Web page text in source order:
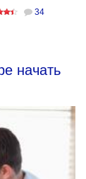
34
начать